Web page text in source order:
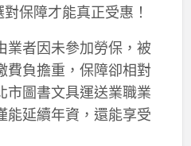
保障才能真正受惠！
業者因未參加勞保，被
費負擔重，保障卻相對
市圖書文具運送業職業
能延續年資，還能享受